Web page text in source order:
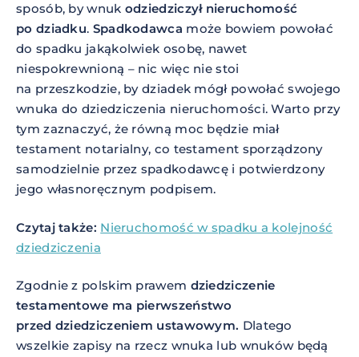
sposób, by wnuk odziedziczył nieruchomość
po dziadku. Spadkodawca może bowiem powołać
do spadku jakąkolwiek osobę, nawet
niespokrewnioną – nic więc nie stoi
na przeszkodzie, by dziadek mógł powołać swojego
wnuka do dziedziczenia nieruchomości. Warto przy
tym zaznaczyć, że równą moc będzie miał
testament notarialny, co testament sporządzony
samodzielnie przez spadkodawcę i potwierdzony
jego własnoręcznym podpisem.
Czytaj także: Nieruchomość w spadku a kolejność
dziedziczenia
Zgodnie z polskim prawem dziedziczenie
testamentowe ma pierwszeństwo
przed dziedziczeniem ustawowym. Dlatego
wszelkie zapisy na rzecz wnuka lub wnuków będą